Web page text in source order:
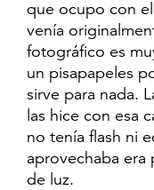
que ocupo con el
venía
fotográfico es
un pisapapeles
sirve para nada.
las hice con esa
no tenía flash ni
aprovechaba era
de luz.